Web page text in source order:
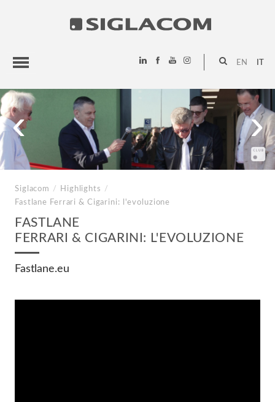
EN
HIGHLIGHTS
PROGETTI
SIGLACOM
‹ ›
Siglacom / Highlights
/
Fastlane Ferrari & Cigarini: l'evoluzione
FASTLANE
FERRARI & CIGARINI: L'EVOLUZIONE
Fastlane.eu